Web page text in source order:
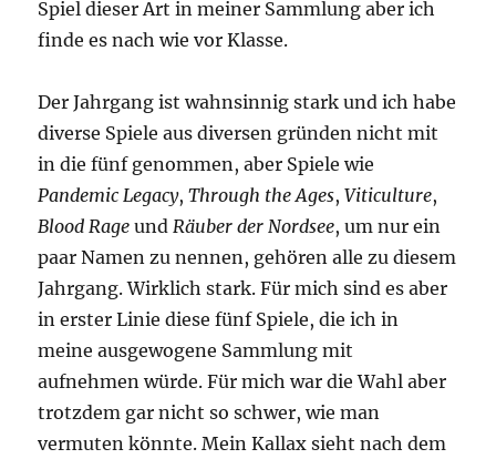
Spiel dieser Art in meiner Sammlung aber ich
finde es nach wie vor Klasse.
Der Jahrgang ist wahnsinnig stark und ich habe
diverse Spiele aus diversen gründen nicht mit
in die fünf genommen, aber Spiele wie
Pandemic Legacy,Through the Ages,Viticulture,
Blood Rage und Räuber der Nordsee, um nur ein
paar Namen zu nennen, gehören alle zu diesem
Jahrgang. Wirklich stark. Für mich sind es aber
in erster Linie diese fünf Spiele, die ich in
meine ausgewogene Sammlung mit
aufnehmen würde. Für mich war die Wahl aber
trotzdem gar nicht so schwer, wie man
vermuten könnte. Mein Kallax sieht nach dem